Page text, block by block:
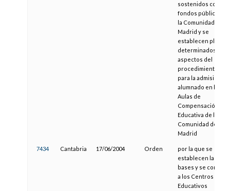
sostenidos con
fondos públicos de
la Comunidad de
Madrid y se
establecen plazos
determinados
aspectos del
procedimiento
para la admisión de
alumnado en las
Aulas de
Compensación
Educativa de la
Comunidad de
Madrid
7434 Cantabria 17/06/2004 Orden
por la que se
establecen las
bases y se convoca
a los Centros
Educativos